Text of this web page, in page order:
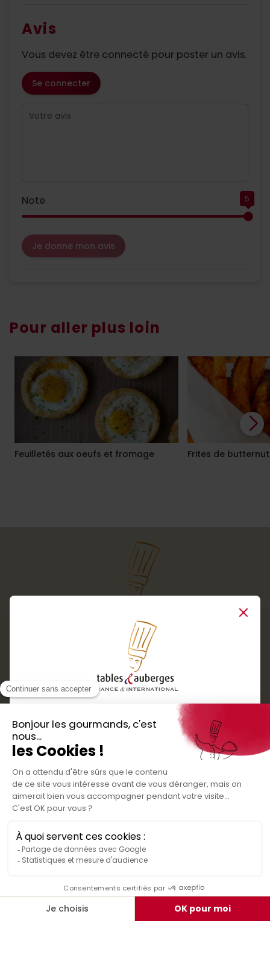
Avis
Vous devez être connecté pour poster un avis.
Se connecter
Votre avis
Note 5
Je donne mon avis
Pour aller plus loin
Feuilletés aux oeufs et fromage Frites de butternut
Services
Routes gourmandes
Partenaires
Presse
Créer votre espace personnel
Informations légales
Politique de confidentialité des données
Conditions générales de vente
Médiateur de la consommation
Rejoignez-nous
Close
Téléchargez
l'application gratuite !
Nos bons plans et découvertes
gourmandes à vivre en famille et entre
amis